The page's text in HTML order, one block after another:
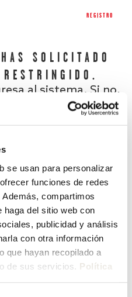
se usan para personalizar
funciones de redes
compartimos
haga del sitio web con
publicidad y análisis
con otra información
que hayan recopilado a
de sus servicios. Política
REGISTRO
SOLICITADO
RESTRINGIDO.
al sistema. Si no,